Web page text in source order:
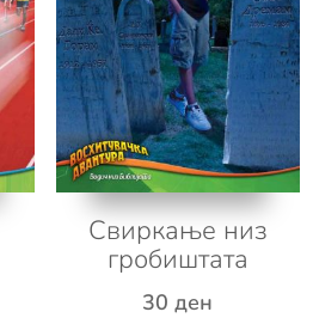
Свиркање низ
гробиштата
30ден